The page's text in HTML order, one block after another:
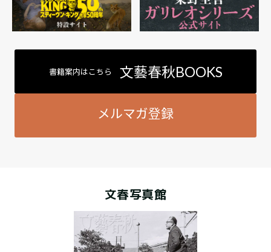
書籍案内はこちら 文藝春秋BOOKS
メルマガ登録
文春写真館